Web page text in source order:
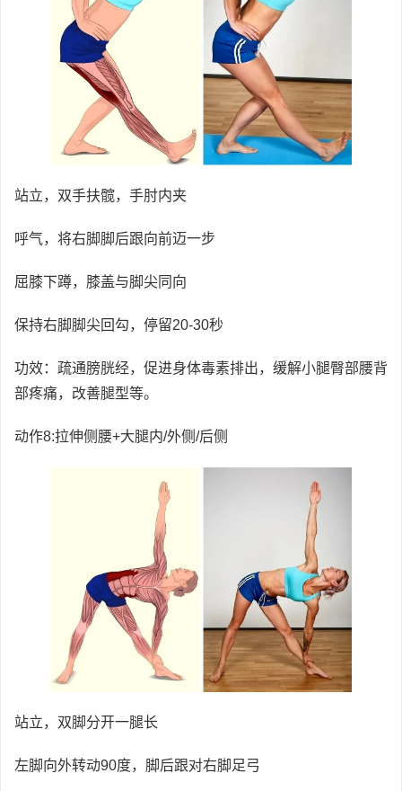
站立，双手扶髋，手肘内夹
呼气，将右脚脚后跟向前迈一步
屈膝下蹲，膝盖与脚尖同向
保持右脚脚尖回勾，停留20-30秒
功效：疏通膀胱经，促进身体毒素排出，缓解小腿臀部腰背
部疼痛，改善腿型等。
动作8:拉伸侧腰+大腿内/外侧/后侧
站立，双脚分开一腿长
左脚向外转动90度，脚后跟对右脚足弓